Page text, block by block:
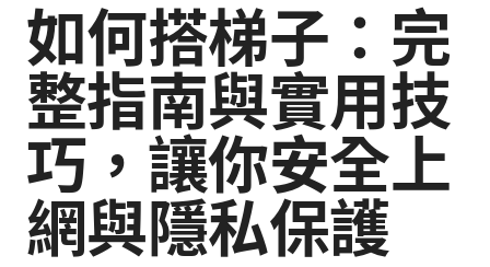
如何搭梯子：完
整指南與實用技
巧，讓你安全上
網與隱私保護